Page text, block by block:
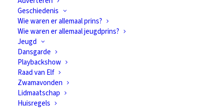
Geschiedenis
Wie waren er allemaal prins?
Wie waren er allemaal jeugdprins?
Jeugd
Dansgarde
Playbackshow
Raad van Elf
Zwamavonden
Lidmaatschap
Huisregels
Brunch: jubilarissen
8 februari 2016